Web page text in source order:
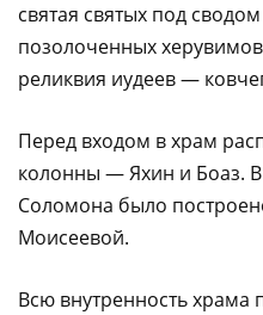
святая святых под
позолоченных
реликвия иудеев —
Перед входом в храм
колонны — Яхин и Боаз.
Соломона было
Моисеевой.
Всю внутренность